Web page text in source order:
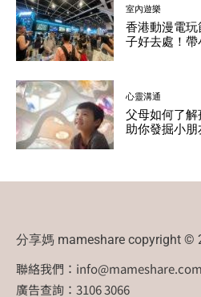
室內遊樂
香港動漫電
子好去處！
心靈溝通
父母如何了
助你發掘小朋
分享媽 mameshare copyright ©
聯絡我們： info@mameshare.com
廣告查詢：3106 3066